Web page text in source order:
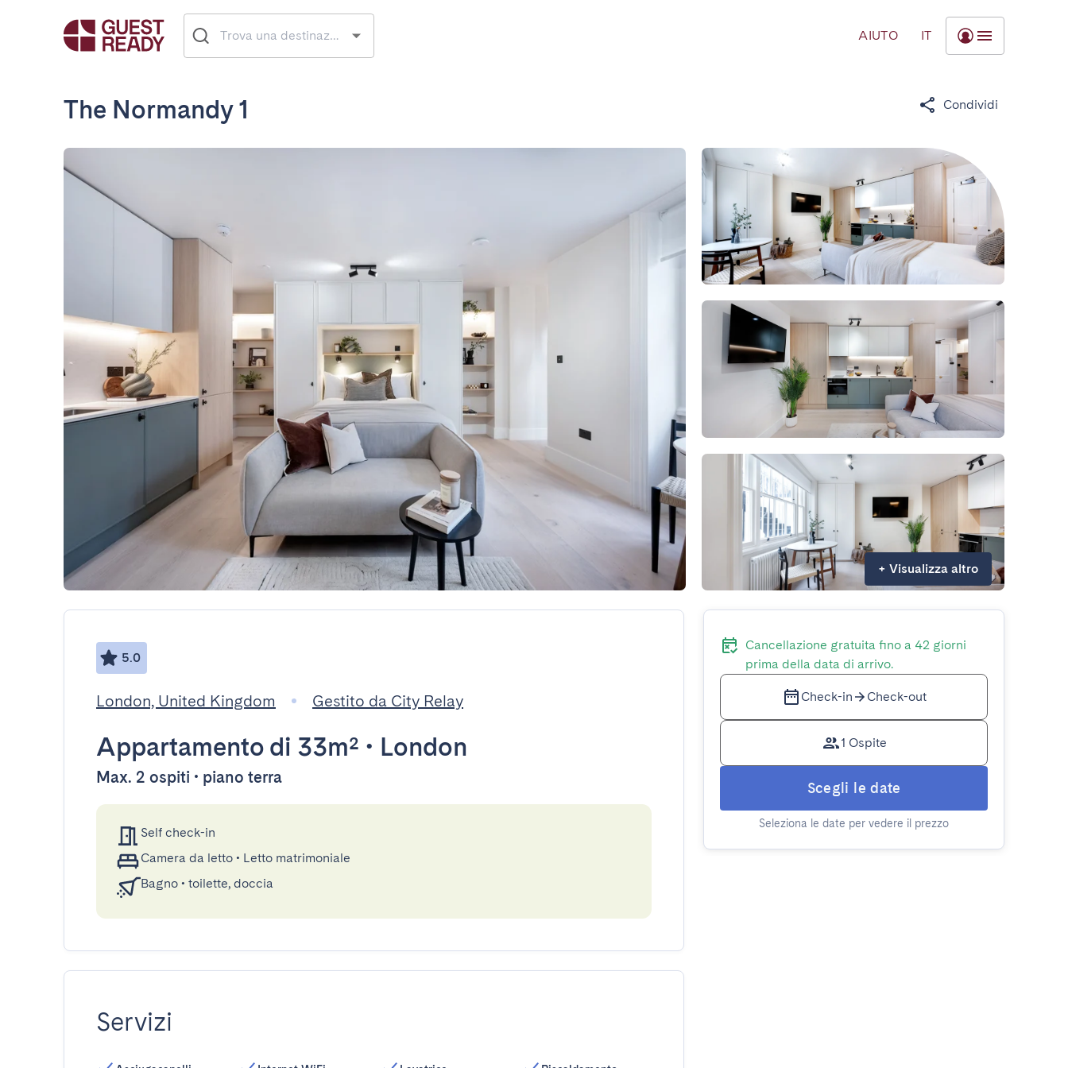
AIUTO IT
The Normandy 1 Condividi
+ Visualizza altro
5.0
London, United Kingdom Gestito da City Relay
Appartamento di 33m² • London
Max. 2 ospiti • piano terra
Self check-in
Camera da letto • Letto matrimoniale
Bagno • toilette, doccia
Servizi
Cancellazione gratuita fino a 42 giorni
prima della data di arrivo.
Check-in Check-out
1 Ospite
Scegli le date
Seleziona le date per vedere il prezzo